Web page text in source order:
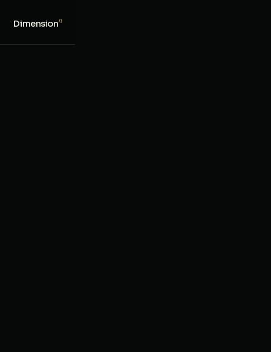
Dimensionn